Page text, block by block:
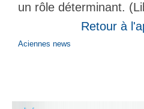
un rôle déterminant.
Retour à
Aciennes news